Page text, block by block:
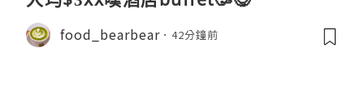
food_bearbear 42分鐘前